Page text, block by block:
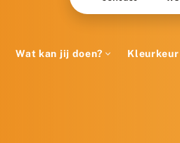
Wat kan jij doen? Kleurkeur